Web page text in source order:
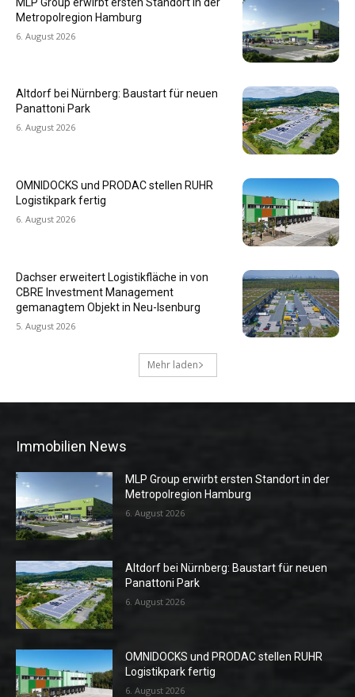
Metropolregion Hamburg
6. August 2026
Altdorf bei Nürnberg: Baustart für neuen
Panattoni Park
6. August 2026
OMNIDOCKS und PRODAC stellen RUHR
Logistikpark fertig
6. August 2026
Dachser erweitert Logistikfläche in von
CBRE Investment Management
gemanagtem Objekt in Neu-Isenburg
5. August 2026
Mehr laden
Immobilien News
MLP Group erwirbt ersten Standort in der
Metropolregion Hamburg
6. August 2026
Altdorf bei Nürnberg: Baustart für neuen
Panattoni Park
6. August 2026
OMNIDOCKS und PRODAC stellen RUHR
Logistikpark fertig
6. August 2026